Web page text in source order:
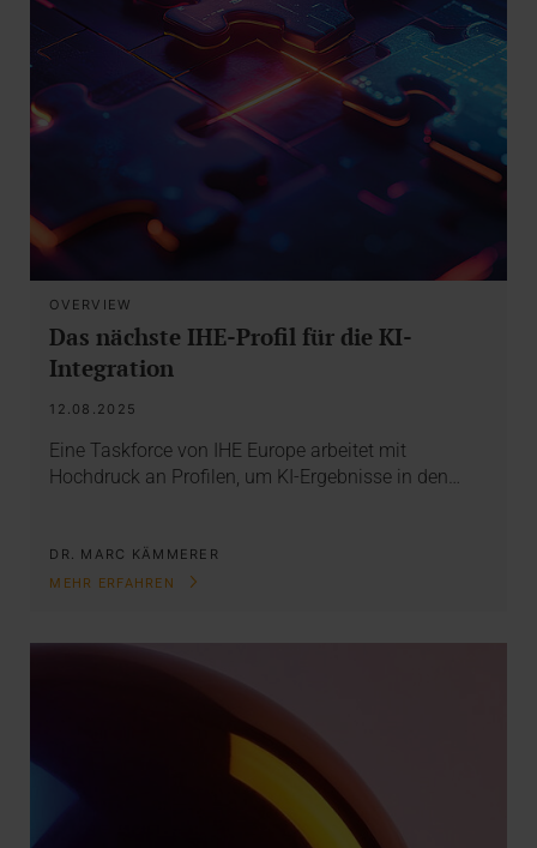
OVERVIEW
Das nächste IHE-Profil für die KI-
Integration
12.08.2025
Eine Taskforce von IHE Europe arbeitet mit
Hochdruck an Profilen, um KI-Ergebnisse in den…
DR. MARC KÄMMERER
MEHR ERFAHREN